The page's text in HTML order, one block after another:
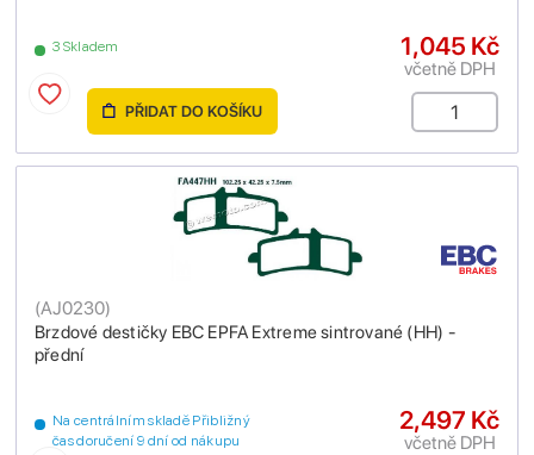
3 Skladem 1,045 Kč
včetně DPH
PŘIDAT DO KOŠÍKU
Brzdové destičky EBC EPFA Extreme sintrované (HH) -
přední
(AJ0230)
Na centrálním skladě Přibližný
čas doručení 9 dní od nákupu
2,497 Kč
včetně DPH